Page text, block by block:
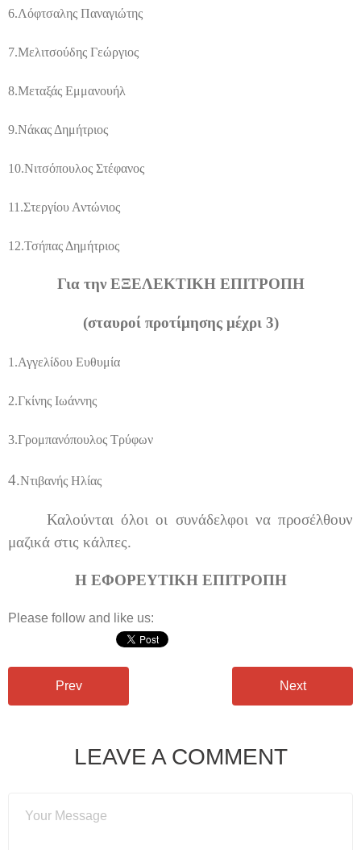
6.Λόφτσαλης Παναγιώτης
7.Μελιτσούδης Γεώργιος
8.Μεταξάς Εμμανουήλ
9.Νάκας Δημήτριος
10.Νιτσόπουλος Στέφανος
11.Στεργίου Αντώνιος
12.Τσήπας Δημήτριος
Για την ΕΞΕΛΕΚΤΙΚΗ ΕΠΙΤΡΟΠΗ
(σταυροί προτίμησης μέχρι 3)
1.Αγγελίδου Ευθυμία
2.Γκίνης Ιωάννης
3.Γρομπανόπουλος Τρύφων
4.Ντιβανής Ηλίας
Καλούνται όλοι οι συνάδελφοι να προσέλθουν
μαζικά στις κάλπες.
Η ΕΦΟΡΕΥΤΙΚΗ ΕΠΙΤΡΟΠΗ
Please follow and like us:
Prev Next
LEAVE A COMMENT